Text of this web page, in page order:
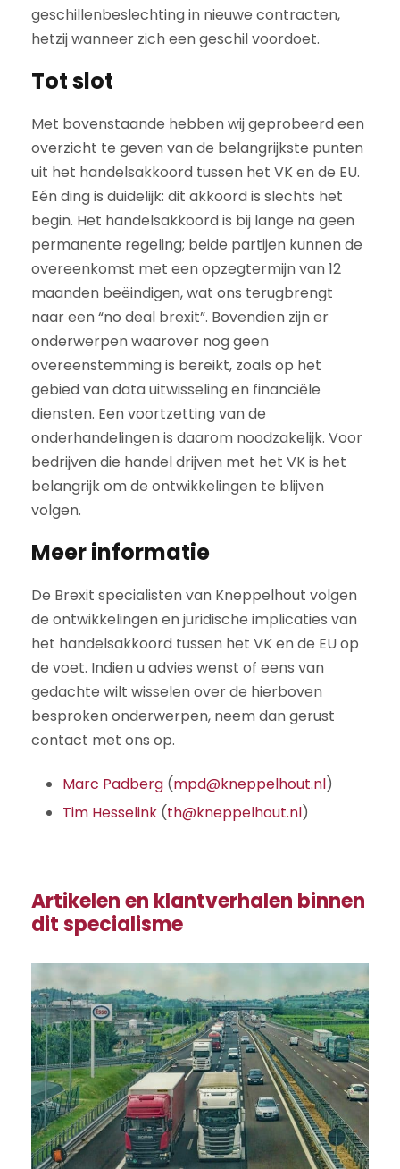
geschillenbeslechting in nieuwe contracten,
hetzij wanneer zich een geschil voordoet.
Tot slot
Met bovenstaande hebben wij geprobeerd een
overzicht te geven van de belangrijkste punten
uit het handelsakkoord tussen het VK en de EU.
Eén ding is duidelijk: dit akkoord is slechts het
begin. Het handelsakkoord is bij lange na geen
permanente regeling; beide partijen kunnen de
overeenkomst met een opzegtermijn van 12
maanden beëindigen, wat ons terugbrengt
naar een “no deal brexit”. Bovendien zijn er
onderwerpen waarover nog geen
overeenstemming is bereikt, zoals op het
gebied van data uitwisseling en financiële
diensten. Een voortzetting van de
onderhandelingen is daarom noodzakelijk. Voor
bedrijven die handel drijven met het VK is het
belangrijk om de ontwikkelingen te blijven
volgen.
Meer informatie
De Brexit specialisten van Kneppelhout volgen
de ontwikkelingen en juridische implicaties van
het handelsakkoord tussen het VK en de EU op
de voet. Indien u advies wenst of eens van
gedachte wilt wisselen over de hierboven
besproken onderwerpen, neem dan gerust
contact met ons op.
Marc Padberg (mpd@kneppelhout.nl)
Tim Hesselink (th@kneppelhout.nl)
Artikelen en klantverhalen binnen
dit specialisme